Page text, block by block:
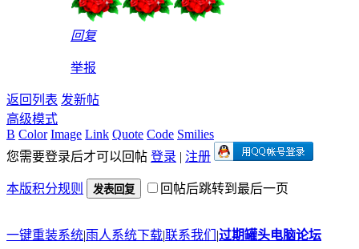
回复
举报
返回列表 发新帖
高级模式
B Color Image Link Quote Code Smilies
您需要登录后才可以回帖 登录 | 注册
本版积分规则 发表回复 回帖后跳转到最后一页
一键重装系统|雨人系统下载|联系我们 |过期罐头电脑论坛